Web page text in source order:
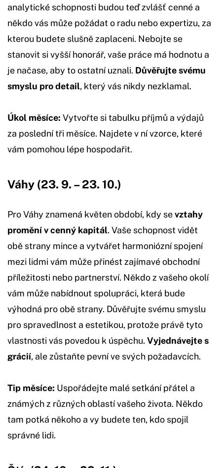
analytické schopnosti budou teď zvlášť cenné a
někdo vás může požádat o radu nebo expertizu, za
kterou budete slušně zaplaceni. Nebojte se
stanovit si vyšší honorář, vaše práce má hodnotu a
je načase, aby to ostatní uznali. Důvěřujte svému
smyslu pro detail, který vás nikdy nezklamal.
Úkol měsíce: Vytvořte si tabulku příjmů a výdajů
za poslední tři měsíce. Najdete v ní vzorce, které
vám pomohou lépe hospodařit.
Váhy (23. 9. – 23. 10.)
Pro Váhy znamená květen období, kdy sevztahy
promění v cenný kapitál. Vaše schopnost vidět
obě strany mince a vytvářet harmoniózní spojení
mezi lidmi vám může přinést zajímavé obchodní
příležitosti nebo partnerství. Někdo z vašeho okolí
vám může nabídnout spolupráci, která bude
výhodná pro obě strany. Důvěřujte svému smyslu
pro spravedlnost a estetikou, protože právě tyto
vlastnosti vás povedou k úspěchu. Vyjednávejte s
grácií, ale zůstaňte pevní ve svých požadavcích.
Tip měsíce: Uspořádejte malé setkání přátel a
známých z různých oblastí vašeho života. Někdo
tam potká někoho a vy budete ten, kdo spojil
správné lidi.